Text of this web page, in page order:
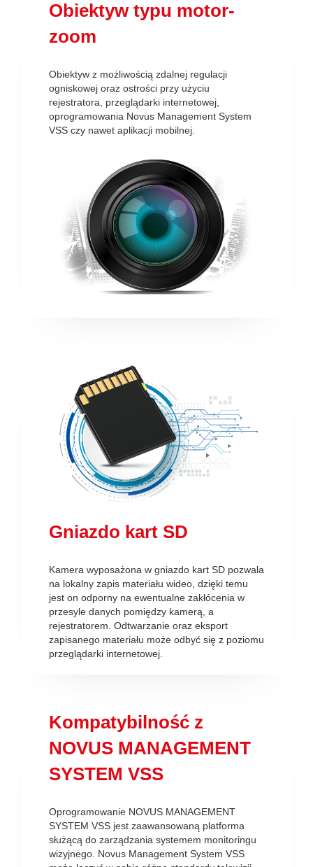
Obiektyw typu motor-
zoom
Obiektyw z możliwością zdalnej regulacji
ogniskowej oraz ostrości przy użyciu
rejestratora, przeglądarki internetowej,
oprogramowania Novus Management System
VSS czy nawet aplikacji mobilnej.
Gniazdo kart SD
Kamera wyposażona w gniazdo kart SD pozwala
na lokalny zapis materiału wideo, dzięki temu
jest on odporny na ewentualne zakłócenia w
przesyle danych pomiędzy kamerą, a
rejestratorem. Odtwarzanie oraz eksport
zapisanego materiału może odbyć się z poziomu
przeglądarki internetowej.
Kompatybilność z
NOVUS MANAGEMENT
SYSTEM VSS
Oprogramowanie NOVUS MANAGEMENT
SYSTEM VSS jest zaawansowaną platforma
służącą do zarządzania systemem monitoringu
wizyjnego. Novus Management System VSS